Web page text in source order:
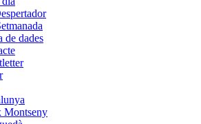
de dades
Montseny